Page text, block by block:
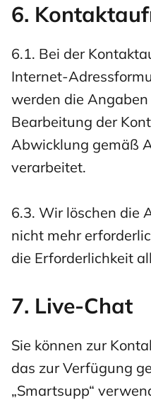
6.
6.1. Bei der
Internet-
werden die
Bearbeitung der
Abwicklung gemäß
verarbeitet.
6.3. Wir löschen die
nicht mehr
die Erforderlichkeit
7. Live-Chat
Sie können zur
das zur Verfügung
„Smartsupp“